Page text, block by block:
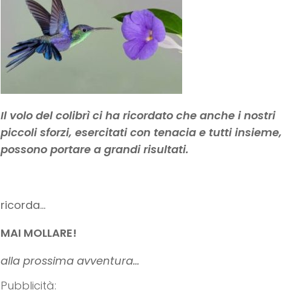
Il volo del colibrì ci ha ricordato che anche i nostri
piccoli sforzi, esercitati con tenacia e tutti insieme,
possono portare a grandi risultati.
ricorda…
MAI MOLLARE!
alla prossima avventura…